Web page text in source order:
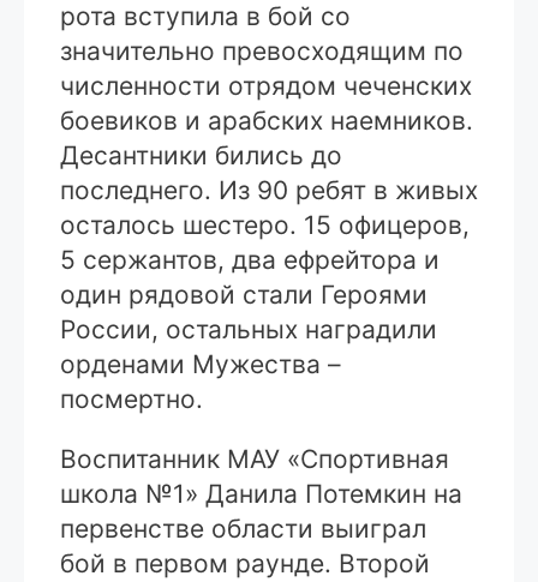
рота вступила в бой со
значительно превосходящим по
численности отрядом чеченских
боевиков и арабских наемников.
Десантники бились до
последнего. Из 90 ребят в живых
осталось шестеро. 15 офицеров,
5 сержантов, два ефрейтора и
один рядовой стали Героями
России, остальных наградили
орденами Мужества –
посмертно.
Воспитанник МАУ «Спортивная
школа №1» Данила Потемкин на
первенстве области выиграл
бой в первом раунде. Второй